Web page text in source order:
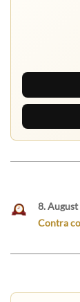
8.
Contra